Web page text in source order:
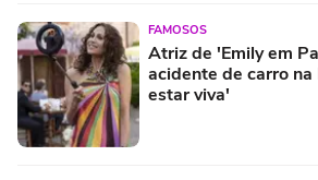
FAMOSOS
Atriz de 'Emily em
acidente de carro
estar viva'